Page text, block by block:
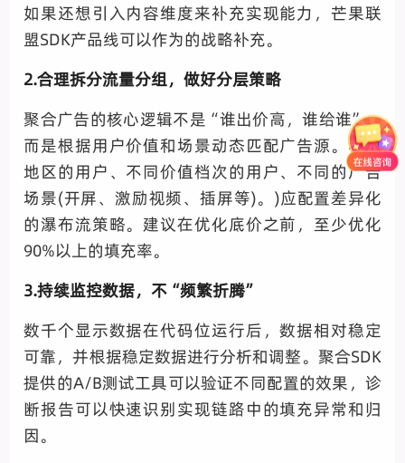
如果还想引入内容维度来补充实现能力，芒果联
盟SDK产品线可以作为的战略补充。
2.合理拆分流量分组，做好分层策略
聚合广告的核心逻辑不是“谁出价高，谁给谁”，
而是根据用户价值和场景动态匹配广告源。不同
地区的用户、不同价值档次的用户、不同的广告
场景(开屏、激励视频、插屏等)。)应配置差异化
的瀑布流策略。建议在优化底价之前，至少优化
90%以上的填充率。
3.持续监控数据，不“频繁折腾”
数千个显示数据在代码位运行后，数据相对稳定
可靠，并根据稳定数据进行分析和调整。聚合SDK
提供的A/B测试工具可以验证不同配置的效果，诊
断报告可以快速识别实现链路中的填充异常和归
因。